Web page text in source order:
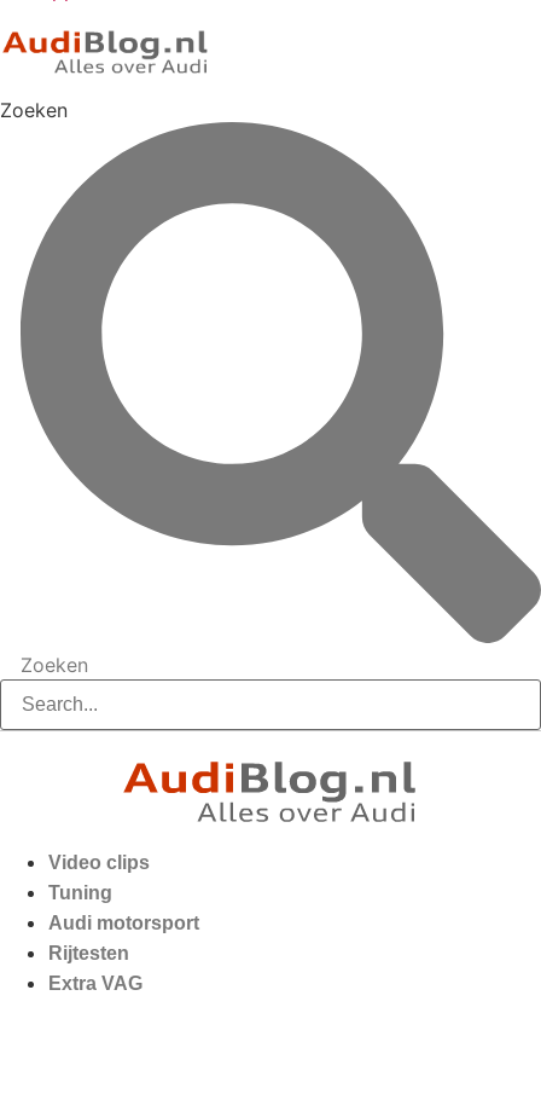
Zoeken
Zoeken
Video clips
Tuning
Audi motorsport
Rijtesten
Extra VAG